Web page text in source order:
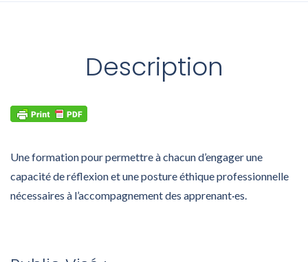
Description
Une formation pour permettre à chacun d’engager une
capacité de réflexion et une posture éthique professionnelle
nécessaires à l’accompagnement des apprenant·es.